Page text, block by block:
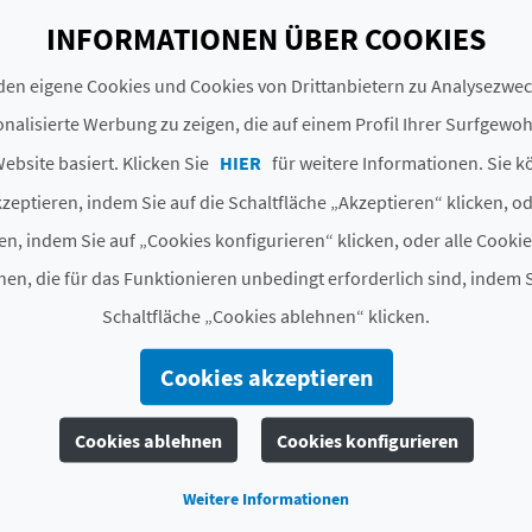
SIE EBENFALLS
INFORMATIONEN ÜBER COOKIES
eigene Cookies und Cookies von Drittanbietern zu
Werbung zu zeigen, die auf einem Profil Ihrer
basiert. Klicken Sie HIER für weitere Informationen. Sie
indem Sie auf die Schaltfläche „Akzeptieren“ klicken,
indem Sie auf „Cookies konfigurieren“ klicken, oder alle
die für das Funktionieren unbedingt erforderlich sind, indem
Schaltfläche „Cookies ablehnen“ klicken.
Cookies akzeptieren
Cookies ablehnen Cookies konfigurieren
Weitere Informationen